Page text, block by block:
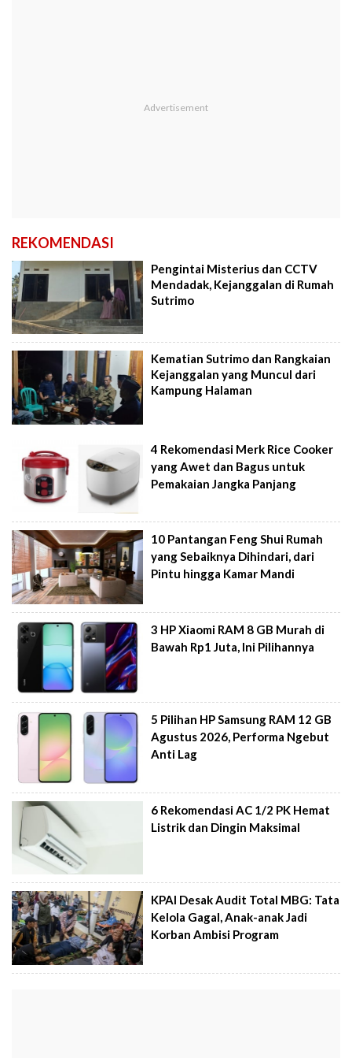
REKOMENDASI
Pengintai Misterius dan CCTV
Mendadak, Kejanggalan di Rumah
Sutrimo
Kematian Sutrimo dan Rangkaian
Kejanggalan yang Muncul dari
Kampung Halaman
4 Rekomendasi Merk Rice Cooker
yang Awet dan Bagus untuk
Pemakaian Jangka Panjang
10 Pantangan Feng Shui Rumah
yang Sebaiknya Dihindari, dari
Pintu hingga Kamar Mandi
3 HP Xiaomi RAM 8 GB Murah di
Bawah Rp1 Juta, Ini Pilihannya
5 Pilihan HP Samsung RAM 12 GB
Agustus 2026, Performa Ngebut
Anti Lag
6 Rekomendasi AC 1/2 PK Hemat
Listrik dan Dingin Maksimal
KPAI Desak Audit Total MBG: Tata
Kelola Gagal, Anak-anak Jadi
Korban Ambisi Program